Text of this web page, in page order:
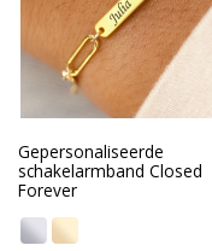
Gepersonaliseerde
schakelarmband Closed
Forever